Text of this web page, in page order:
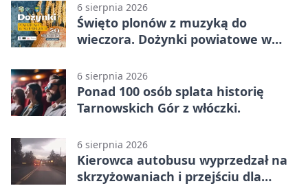
6 sierpnia 2026
Święto plonów z muzyką do
wieczora. Dożynki powiatowe w
6 sierpnia 2026
Ponad 100 osób splata historię
Tarnowskich Gór z włóczki.
6 sierpnia 2026
Kierowca autobusu wyprzedzał na
skrzyżowaniach i przejściu dla